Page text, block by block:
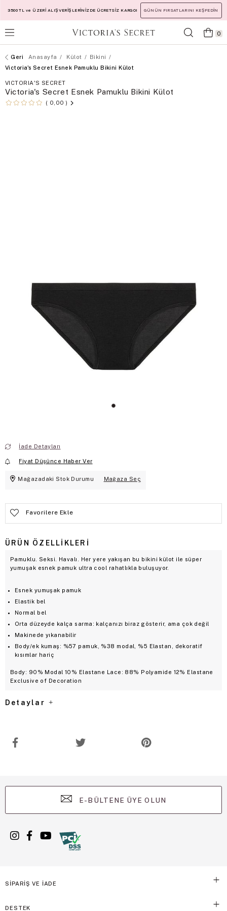
3500 TL ve ÜZERİ ALIŞVERİŞLERİNİZDE ÜCRETSİZ KARGO! GÜNÜN FIRSATLARINI KEŞFEDİN
0
Anasayfa Külot
Bikini
Victoria's Secret Esnek Pamuklu Bikini Külot
VICTORIA'S SECRET
Victoria's Secret Esnek Pamuklu Bikini Külot
0,00
İade Detayları
Fiyat Düşünce Haber Ver
Mağazadaki Stok Durumu Mağaza Seç
Favorilere Ekle
ÜRÜN ÖZELLIKLERI
Pamuklu. Seksi. Havalı. Her yere yakışan bu bikini külot ile süper
yumuşak esnek pamuk ultra cool rahatlıkla buluşuyor.
Esnek yumuşak pamuk
Elastik bel
Normal bel
Orta düzeyde kalça sarma: kalçanızı biraz gösterir, ama çok değil
Makinede yıkanabilir
Body/ek kumaş: %57 pamuk, %38 modal, %5 Elastan, dekoratif
kısımlar hariç
Body: 90% Modal 10% Elastane Lace: 88% Polyamide 12% Elastane
Exclusive of Decoration
Detaylar
E-BÜLTENE ÜYE OLUN
SİPARİŞ VE İADE
DESTEK